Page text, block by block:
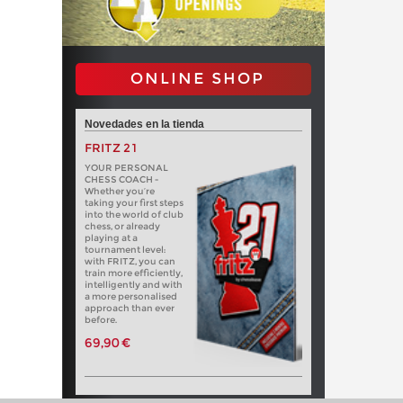
ONLINE SHOP
Novedades en la tienda
FRITZ 21
YOUR PERSONAL
CHESS COACH -
Whether you’re
taking your first steps
into the world of club
chess, or already
playing at a
tournament level:
with FRITZ, you can
train more efficiently,
intelligently and with
a more personalised
approach than ever
before.
69,90 €